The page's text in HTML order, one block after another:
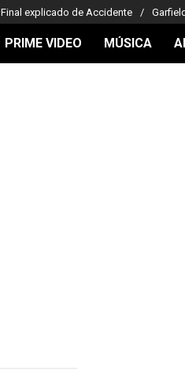
Final explicado de Accidente
PRIME VIDEO MÚSICA